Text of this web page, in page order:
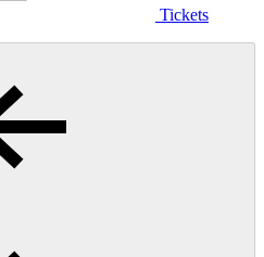
Tickets